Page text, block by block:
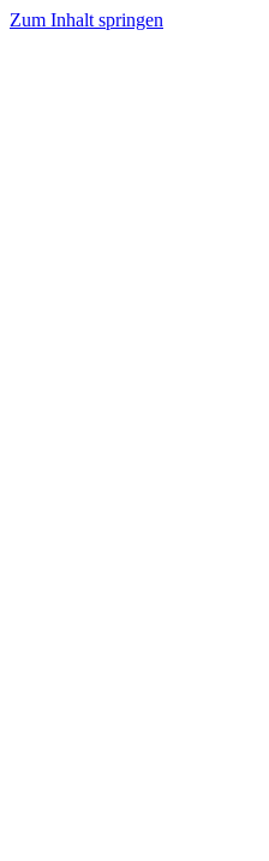
Zum Inhalt springen